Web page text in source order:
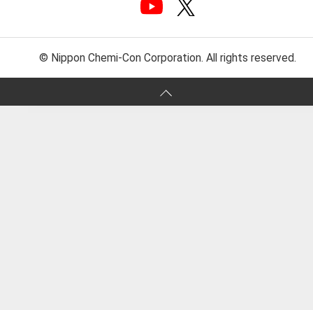
© Nippon Chemi-Con Corporation. All rights reserved.